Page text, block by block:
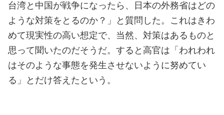
台湾と中国が戦争になったら、日本の外務省はどの
ような対策をとるのか？」と質問した。これはきわ
めて現実性の高い想定で、当然、対策はあるものと
思って聞いたのだそうだ。すると高官は「われわれ
はそのような事態を発生させないように努めてい
る」とだけ答えたという。